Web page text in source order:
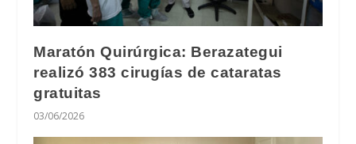
Maratón Quirúrgica: Berazategui
realizó 383 cirugías de cataratas
gratuitas
03/06/2026